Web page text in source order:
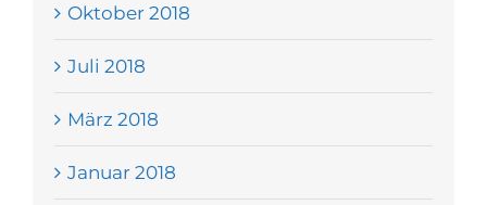
Oktober 2018
Juli 2018
März 2018
Januar 2018